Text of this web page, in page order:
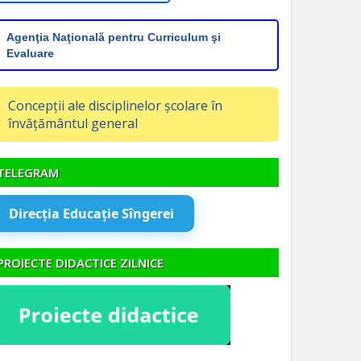
Agenţia Naţională pentru Curriculum şi
Evaluare
Concepții ale disciplinelor școlare în
învățământul general
Direcția Educație Sîngerei
DIDACTICE ZILNICE